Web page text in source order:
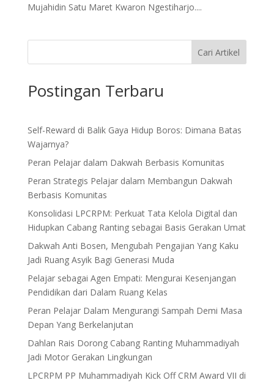
Mujahidin Satu Maret Kwaron Ngestiharjo....
Cari Artikel
Postingan Terbaru
Self-Reward di Balik Gaya Hidup Boros: Dimana Batas
Wajarnya?
Peran Pelajar dalam Dakwah Berbasis Komunitas
Peran Strategis Pelajar dalam Membangun Dakwah
Berbasis Komunitas
Konsolidasi LPCRPM: Perkuat Tata Kelola Digital dan
Hidupkan Cabang Ranting sebagai Basis Gerakan Umat
Dakwah Anti Bosen, Mengubah Pengajian Yang Kaku
Jadi Ruang Asyik Bagi Generasi Muda
Pelajar sebagai Agen Empati: Mengurai Kesenjangan
Pendidikan dari Dalam Ruang Kelas
Peran Pelajar Dalam Mengurangi Sampah Demi Masa
Depan Yang Berkelanjutan
Dahlan Rais Dorong Cabang Ranting Muhammadiyah
Jadi Motor Gerakan Lingkungan
LPCRPM PP Muhammadiyah Kick Off CRM Award VII di